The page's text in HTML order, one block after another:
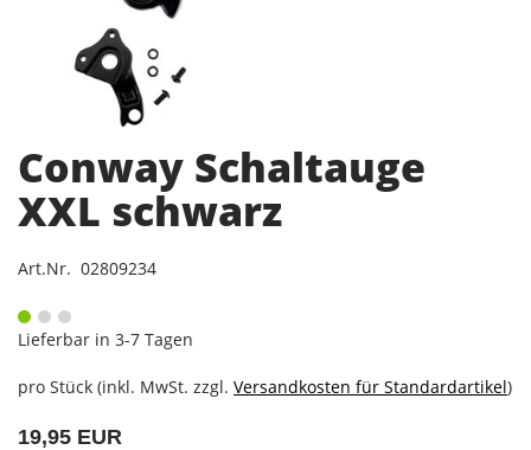
Conway Schaltauge
XXL schwarz
Art.Nr. 02809234
Lieferbar in 3-7 Tagen
pro Stück (inkl. MwSt. zzgl. Versandkosten für Standardartikel)
19,95 EUR